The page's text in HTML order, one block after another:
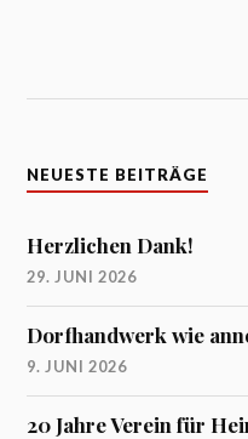
NEUESTE BEITRÄGE
Herzlichen Dank!
29. JUNI 2026
Dorfhandwerk wie
9. JUNI 2026
20 Jahre Verein für